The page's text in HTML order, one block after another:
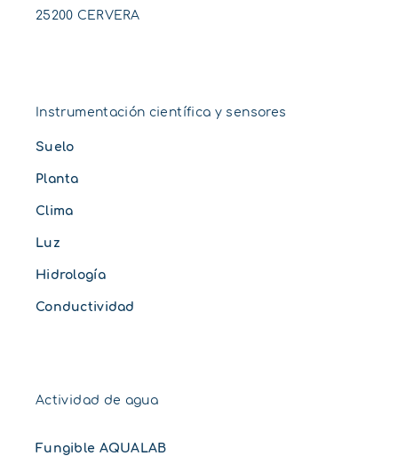
25200 CERVERA
Instrumentación científica y sensores
Suelo
Planta
Clima
Luz
Hidrología
Conductividad
Actividad de agua
Fungible AQUALAB